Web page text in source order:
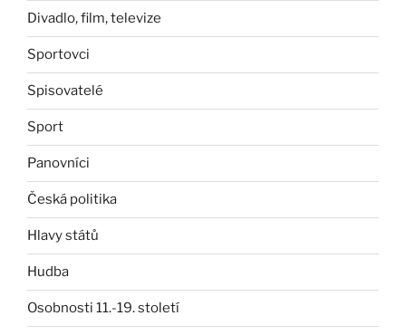
Divadlo, film, televize
Sportovci
Spisovatelé
Sport
Panovníci
Česká politika
Hlavy států
Hudba
Osobnosti 11.-19. století